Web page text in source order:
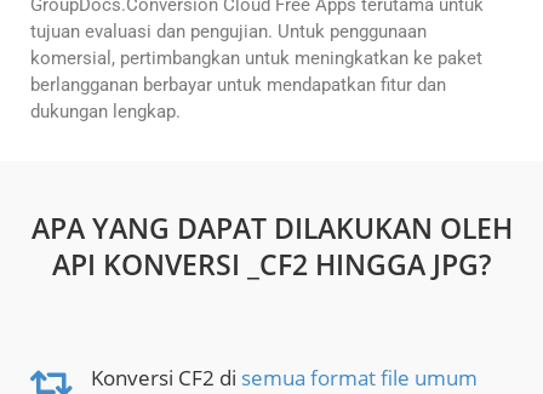
GroupDocs.Conversion Cloud Free Apps terutama untuk
tujuan evaluasi dan pengujian. Untuk penggunaan
komersial, pertimbangkan untuk meningkatkan ke paket
berlangganan berbayar untuk mendapatkan fitur dan
dukungan lengkap.
APA YANG DAPAT DILAKUKAN OLEH
API KONVERSI _CF2 HINGGA JPG?
Konversi CF2 di semua format file umum